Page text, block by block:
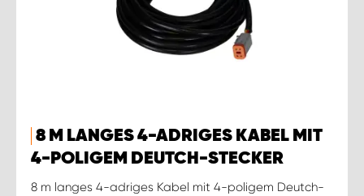
8 M LANGES 4-ADRIGES KABEL MIT
4-POLIGEM DEUTCH-STECKER
8 m langes 4-adriges Kabel mit 4-poligem Deutch-